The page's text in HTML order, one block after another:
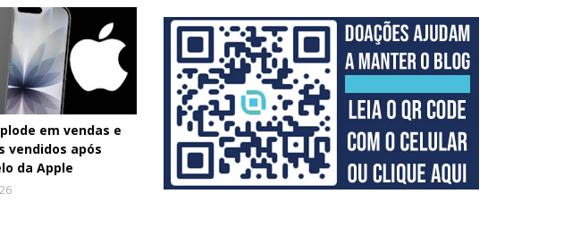
em vendas e
vendidos após
da Apple